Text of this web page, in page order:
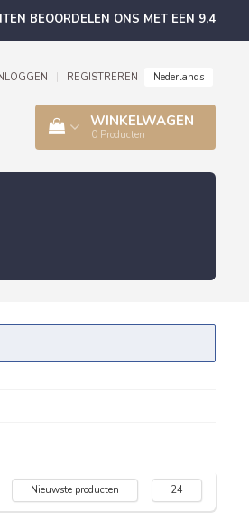
BEOORDELEN ONS MET EEN 9,4
REGISTREREN Nederlands
WINKELWAGEN
0 Producten
Nieuwste producten 24